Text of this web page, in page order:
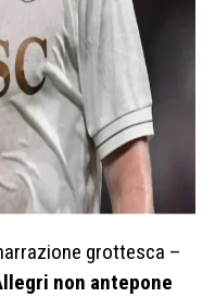
grottesca –
non antepone